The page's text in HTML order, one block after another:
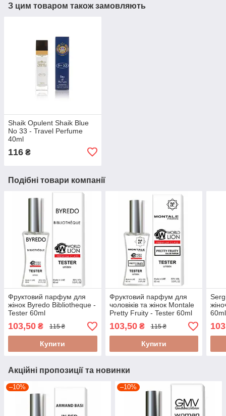
З цим товаром також замовляють
Shaik Opulent Shaik Blue
No 33 - Travel Perfume
40ml
116 ₴
Подібні товари компанії
Фруктовий парфум для
жінок Byredo Bibliotheque -
Tester 60ml
103,50 ₴ 115 ₴
Купити
Фруктовий парфум для
чоловіків та жінок Montale
Pretty Fruity - Tester 60ml
103,50₴ 115 ₴
Купити
60ml
Акційні пропозиції та новинки
–10% –10%